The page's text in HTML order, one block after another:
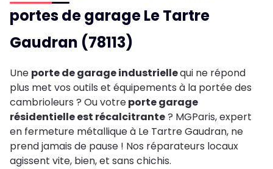
portes de garage Le Tartre
Gaudran (78113)
Une porte de garage industriellequi ne répond
plus met vos outils et équipements à la portée des
cambrioleurs ? Ou votreporte garage
résidentielle est récalcitrante? MGParis, expert
en fermeture métallique à Le Tartre Gaudran, ne
prend jamais de pause ! Nos réparateurs locaux
agissent vite, bien, et sans chichis.